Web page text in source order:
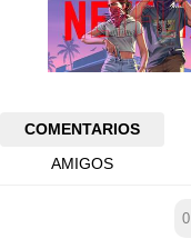
COMENTARIOS
AMIGOS
0